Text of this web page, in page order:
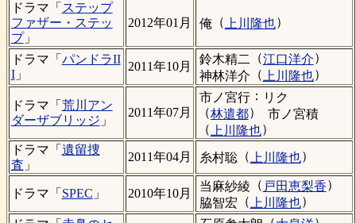
ドラマ「 ステップ
ファザー・ステッ
プ」
2012年01月 俺（ 上川隆也）
ドラマ「 パンドラII
I」
2011年10月
鈴木精二 （江口洋介）
神林洋介 （ 上川隆也）
ドラマ「 荒川アン
ダーザブリッジ 」
2011年07月
市ノ宮行： リク
（林遣都）
市ノ宮積
（ 上川隆也）
ドラマ「 遺留捜
査 」
2011年04月 糸村聡（ 上川隆也）
ドラマ「 SPEC 」 2010年10月
当麻紗綾 （ 戸田恵梨香）
脇智宏 （ 上川隆也）